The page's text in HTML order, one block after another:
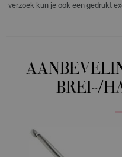
verzoek kun je ook een gedrukt
BREI-/